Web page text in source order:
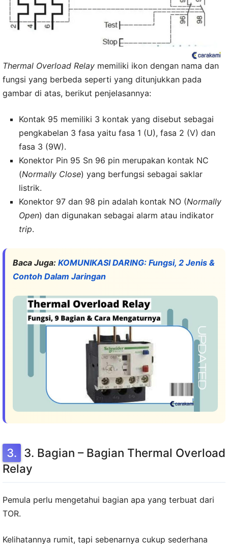
Thermal Overload Relay memiliki ikon dengan nama dan
fungsi yang berbeda seperti yang ditunjukkan pada
gambar di atas, berikut penjelasannya:
Kontak 95 memiliki 3 kontak yang disebut sebagai
pengkabelan 3 fasa yaitu fasa 1 (U), fasa 2 (V) dan
fasa 3 (9W).
Konektor Pin 95 Sn 96 pin merupakan kontak NC
(Normally Close) yang berfungsi sebagai saklar
listrik.
Konektor 97 dan 98 pin adalah kontak NO (Normally
Open) dan digunakan sebagai alarm atau indikator
trip.
Baca Juga: KOMUNIKASI DARING: Fungsi, 2 Jenis &
Contoh Dalam Jaringan
3. Bagian – Bagian Thermal Overload
Relay
Pemula perlu mengetahui bagian apa yang terbuat dari
TOR.
Kelihatannya rumit, tapi sebenarnya cukup sederhana